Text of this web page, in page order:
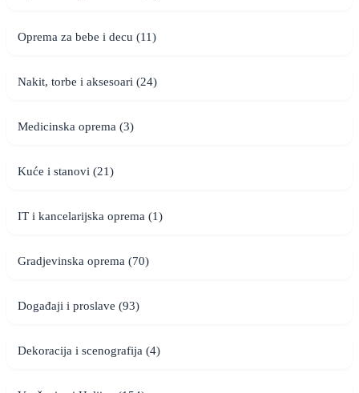
Oprema za bebe i decu (11)
Nakit, torbe i aksesoari (24)
Medicinska oprema (3)
Kuće i stanovi (21)
IT i kancelarijska oprema (1)
Gradjevinska oprema (70)
Događaji i proslave (93)
Dekoracija i scenografija (4)